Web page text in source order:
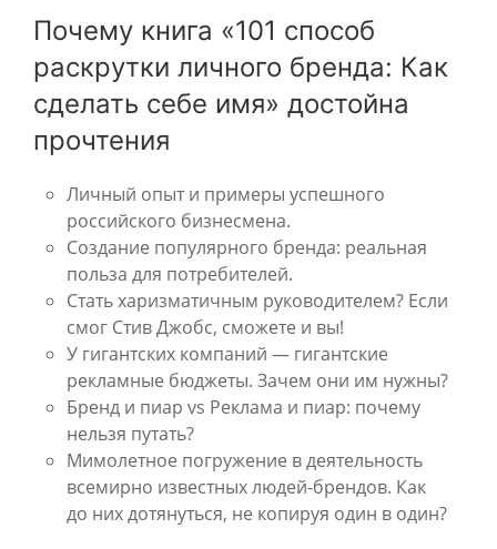
Почему книга «101 способ
раскрутки личного бренда: Как
сделать себе имя» достойна
прочтения
Личный опыт и примеры успешного
российского бизнесмена.
Создание популярного бренда: реальная
польза для потребителей.
Стать харизматичным руководителем? Если
смог Стив Джобс, сможете и вы!
У гигантских компаний — гигантские
рекламные бюджеты. Зачем они им нужны?
Бренд и пиар vs Реклама и пиар: почему
нельзя путать?
Мимолетное погружение в деятельность
всемирно известных людей-брендов. Как
до них дотянуться, не копируя один в один?